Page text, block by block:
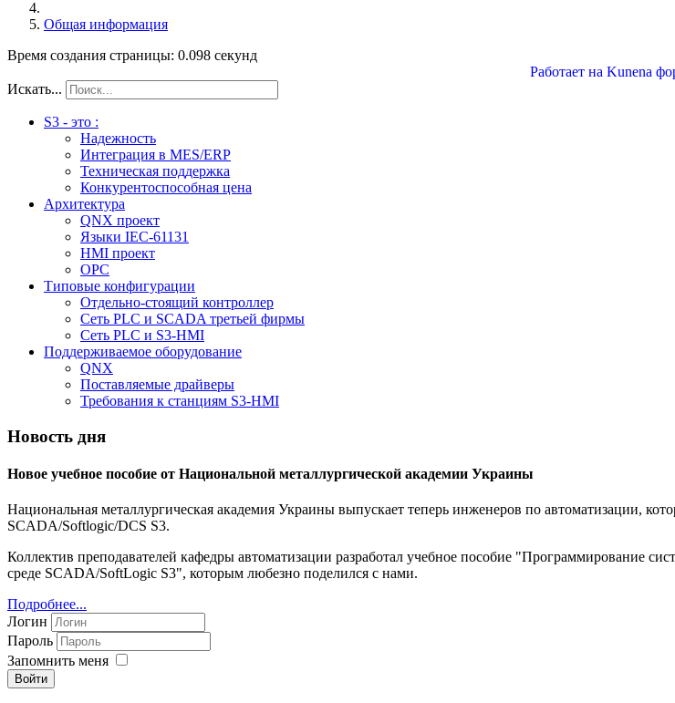
Общая информация
Время создания страницы: 0.098 секунд
Работает на Kunena
Искать...
S3 - это :
Надежность
Интеграция в MES/ERP
Техническая поддержка
Конкурентоспособная цена
Архитектура
QNX проект
Языки IEC-61131
HMI проект
ОPC
Типовые конфигурации
Отдельно-стоящий контроллер
Сеть PLC и SCADA третьей фирмы
Сеть PLC и S3-HMI
Поддерживаемое оборудование
QNX
Поставляемые драйверы
Требования к станциям S3-HMI
Новость дня
Новое учебное пособие от Национальной металлургической академии Украины
Национальная металлургическая академия Украины выпускает теперь инженеров по автоматизации,
SCADA/Softlogic/DCS S3.
Коллектив преподавателей кафедры автоматизации разработал учебное пособие "Программирование
среде SCADA/SoftLogic S3", которым любезно поделился с нами.
Подробнее...
Логин
Пароль
Запомнить меня
Войти